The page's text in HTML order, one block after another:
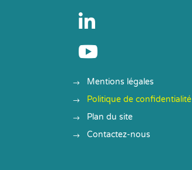


Mentions légales
Politique de confidentialité
Plan du site
Contactez-nous